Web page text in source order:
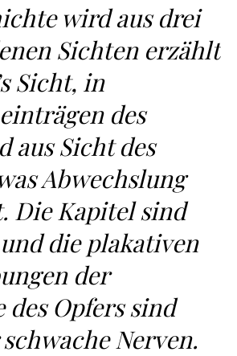
wird aus drei
Sichten erzählt
Sicht, in
des
aus Sicht des
Abwechslung
Die Kapitel sind
die plakativen
der
des Opfers sind
Nerven.